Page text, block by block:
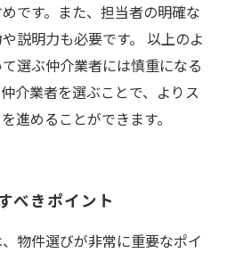
です。また、担当者の明確な
説明力も必要です。 以上のよ
選ぶ仲介業者には慎重になる
介業者を選ぶことで、よりス
進めることができます。
べきポイント
物件選びが非常に重要なポイ